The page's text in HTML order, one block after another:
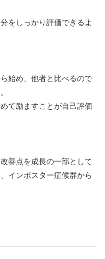
をしっかり評価できるよ
始め、他者と比べるので
て励ますことが自己評価
善点を成長の一部として
インポスター症候群から